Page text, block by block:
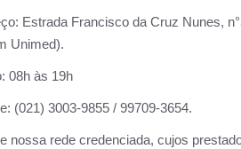
Estrada Francisco da Cruz Nunes,
Unimed).
08h às 19h
(021) 3003-9855 / 99709-3654.
nossa rede credenciada, cujos